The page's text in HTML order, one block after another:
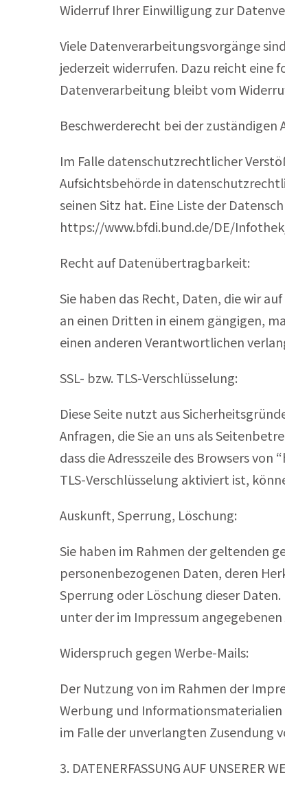
Widerruf Ihrer Einwilligung zur
Viele Datenverarbeitungsvorgänge
jederzeit widerrufen. Dazu reicht eine
Datenverarbeitung bleibt vom
Beschwerderecht bei der zuständigen
Im Falle datenschutzrechtlicher
Aufsichtsbehörde in
seinen Sitz hat. Eine Liste der
https://www.bfdi.bund.de/DE/
Recht auf Datenübertragbarkeit:
Sie haben das Recht, Daten, die wir
an einen Dritten in einem gängigen,
einen anderen Verantwortlichen
SSL- bzw. TLS-Verschlüsselung:
Diese Seite nutzt aus
Anfragen, die Sie an uns als
dass die Adresszeile des Browsers
TLS-Verschlüsselung aktiviert ist,
Auskunft, Sperrung, Löschung:
Sie haben im Rahmen der geltenden
personenbezogenen Daten, deren
Sperrung oder Löschung dieser
unter der im Impressum angegebenen
Widerspruch gegen Werbe-Mails:
Der Nutzung von im Rahmen der
Werbung und
im Falle der unverlangten Zusendung
3. DATENERFASSUNG AUF UNSERER